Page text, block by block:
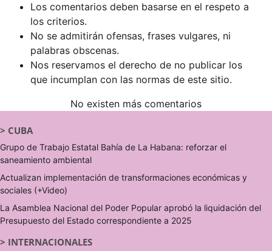
Los comentarios deben basarse en el respeto a
los criterios.
No se admitirán ofensas, frases vulgares, ni
palabras obscenas.
Nos reservamos el derecho de no publicar los
que incumplan con las normas de este sitio.
No existen más comentarios
> CUBA
Grupo de Trabajo Estatal Bahía de La Habana: reforzar el
saneamiento ambiental
Actualizan implementación de transformaciones económicas y
sociales (+Video)
La Asamblea Nacional del Poder Popular aprobó la liquidación del
Presupuesto del Estado correspondiente a 2025
> INTERNACIONALES